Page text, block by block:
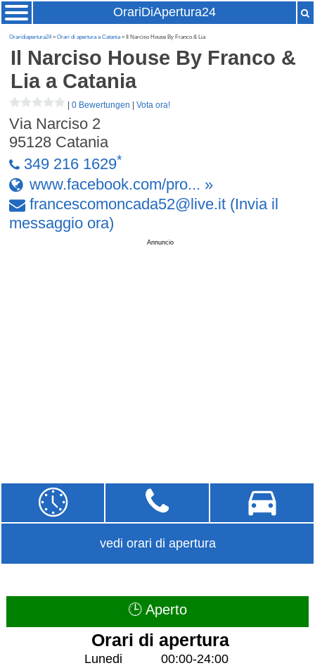
OrariDiApertura24
Oraridiapertura24»Orari di apertura a Catania» Il Narciso House By Franco & Lia
Il Narciso House By Franco &
Liaa Catania
|0 Bewertungen |Vota ora!
Via Narciso 2
95128 Catania
349 216 1629*
www.facebook.com/pro... »
francescomoncada52@ live.it (Invia il
messaggio ora)
Annuncio
vedi orari di apertura
🕒 Aperto
Orari di apertura
Lunedi
00:00-24:00